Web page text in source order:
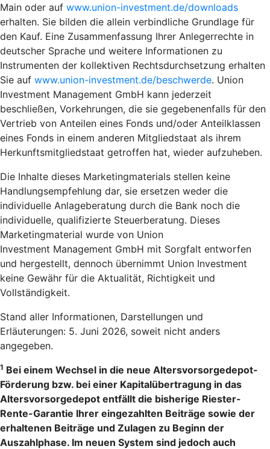
Main oder auf www.union-investment.de/downloads
erhalten. Sie bilden die allein verbindliche Grundlage für
den Kauf. Eine Zusammenfassung Ihrer Anlegerrechte in
deutscher Sprache und weitere Informationen zu
Instrumenten der kollektiven Rechtsdurchsetzung erhalten
Sie auf www.union-investment.de/beschwerde. Union
Investment Management GmbH kann jederzeit
beschließen, Vorkehrungen, die sie gegebenenfalls für den
Vertrieb von Anteilen eines Fonds und/oder Anteilklassen
eines Fonds in einem anderen Mitgliedstaat als ihrem
Herkunftsmitgliedstaat getroffen hat, wieder aufzuheben.
Die Inhalte dieses Marketingmaterials stellen keine
Handlungsempfehlung dar, sie ersetzen weder die
individuelle Anlageberatung durch die Bank noch die
individuelle, qualifizierte Steuerberatung. Dieses
Marketingmaterial wurde von Union
Investment Management GmbH mit Sorgfalt entworfen
und hergestellt, dennoch übernimmt Union Investment
keine Gewähr für die Aktualität, Richtigkeit und
Vollständigkeit.
Stand aller Informationen, Darstellungen und
Erläuterungen: 5. Juni 2026, soweit nicht anders
angegeben.
1 Bei einem Wechsel in die neue Altersvorsorgedepot-
Förderung bzw. bei einer Kapitalübertragung in das
Altersvorsorgedepot entfällt die bisherige Riester-
Rente-Garantie Ihrer eingezahlten Beiträge sowie der
erhaltenen Beiträge und Zulagen zu Beginn der
Auszahlphase. Im neuen System sind jedoch auch